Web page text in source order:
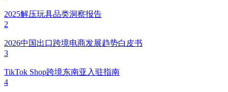
2025解压玩具品类洞察报告
2
2026中国出口跨境电商发展趋势白皮书
3
TikTok Shop跨境东南亚入驻指南
4